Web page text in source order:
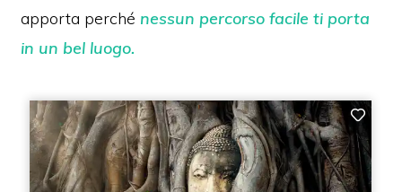
apporta perché nessun percorso facile ti porta
in un bel luogo.